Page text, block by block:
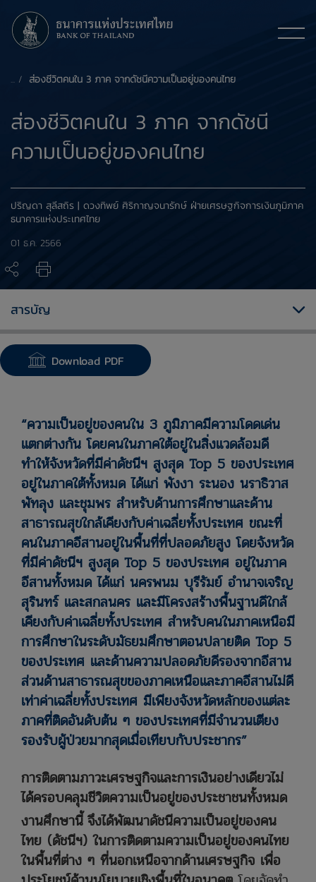
ส่องชีวิตคนใน 3 ภาค จากดัชนีความเป็นอยู่ของคนไทย
ส่องชีวิตคนใน 3 ภาค จากดัชนี
ความเป็นอยู่ของคนไทย
ปริญดา สุลีสถิร | ดวงทิพย์ ศิริกาญจนารักษ์ ฝ่ายเศรษฐกิจการเงินภูมิภาค
ธนาคารแห่งประเทศไทย
01 ธ.ค. 2566
“ความเป็นอยู่ของคนใน 3 ภูมิภาคมีความโดดเด่น
แตกต่างกัน โดยคนในภาคใต้อยู่ในสิ่งแวดล้อมดี
ทำให้จังหวัดที่มีค่าดัชนีฯ สูงสุด Top 5 ของประเทศ
อยู่ในภาคใต้ทั้งหมด ได้แก่ พังงา ระนอง นราธิวาส
พัทลุง และชุมพร สำหรับด้านการศึกษาและด้าน
สาธารณสุขใกล้เคียงกับค่าเฉลี่ยทั้งประเทศ ขณะที่
คนในภาคอีสานอยู่ในพื้นที่ที่ปลอดภัยสูง โดยจังหวัด
ที่มีค่าดัชนีฯ สูงสุด Top 5 ของประเทศ อยู่ในภาค
อีสานทั้งหมด ได้แก่ นครพนม บุรีรัมย์ อำนาจเจริญ
สุรินทร์ และสกลนคร และมีโครงสร้างพื้นฐานดีใกล้
เคียงกับค่าเฉลี่ยทั้งประเทศ สำหรับคนในภาคเหนือมี
การศึกษาในระดับมัธยมศึกษาตอนปลายติด Top 5
ของประเทศ และด้านความปลอดภัยดีรองจากอีสาน
ส่วนด้านสาธารณสุขของภาคเหนือและภาคอีสานไม่ดี
เท่าค่าเฉลี่ยทั้งประเทศ มีเพียงจังหวัดหลักของแต่ละ
ภาคที่ติดอันดับต้น ๆ ของประเทศที่มีจำนวนเตียง
รองรับผู้ป่วยมากสุดเมื่อเทียบกับประชากร”
การติดตามภาวะเศรษฐกิจและการเงินอย่างเดียวไม่
ได้ครอบคลุมชีวิตความเป็นอยู่ของประชาชนทั้งหมด
งานศึกษานี้จึงได้พัฒนาดัชนีความเป็นอยู่ของคน
ไทย (ดัชนีฯ) ในการติดตามความเป็นอยู่ของคนไทย
ในพื้นที่ต่าง ๆ ที่นอกเหนือจากด้านเศรษฐกิจ เพื่อ
สารบัญ
Download PDF